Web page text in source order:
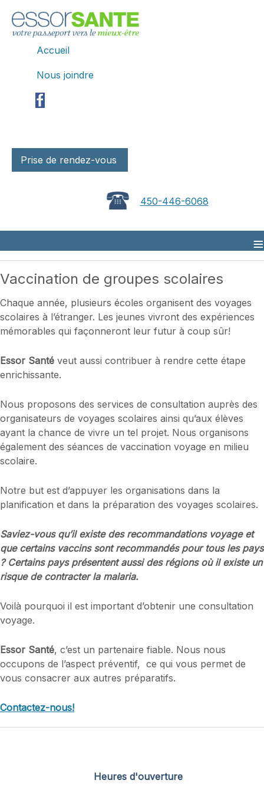
Accueil
Nous joindre
Prise de rendez-vous
450-446-6068
≡
Vaccination de groupes scolaires
Chaque année, plusieurs écoles organisent des voyages
scolaires à l’étranger. Les jeunes vivront des expériences
mémorables qui façonneront leur futur à coup sûr!
Essor Santé veut aussi contribuer à rendre cette étape
enrichissante.
Nous proposons des services de consultation auprès des
organisateurs de voyages scolaires ainsi qu’aux élèves
ayant la chance de vivre un tel projet. Nous organisons
également des séances de vaccination voyage en milieu
scolaire.
Notre but est d’appuyer les organisations dans la
planification et dans la préparation des voyages scolaires.
Saviez-vous qu’il existe des recommandations voyage et
que certains vaccins sont recommandés pour tous les pays
? Certains pays présentent aussi des régions où il existe un
risque de contracter la malaria.
Voilà pourquoi il est important d’obtenir une consultation
voyage.
Essor Santé, c’est un partenaire fiable. Nous nous
occupons de l’aspect préventif, ce qui vous permet de
vous consacrer aux autres préparatifs.
Contactez-nous!
Heures d'ouverture